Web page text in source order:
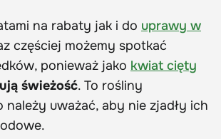
na rabaty jak i do uprawy w
częściej możemy spotkać
ponieważ jako kwiat cięty
świeżość. To rośliny
należy uważać, aby nie zjadły ich